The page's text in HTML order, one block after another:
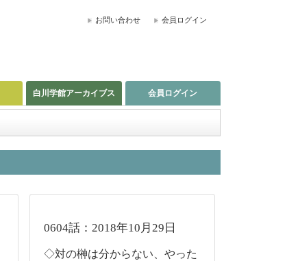
お問い合わせ 会員ログイン
白川学館アーカイブス 会員ログイン
0604話：2018年10月29日
◇対の榊は分からない、やった